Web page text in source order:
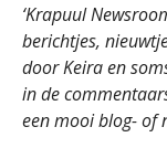
‘Krapuul
berichtjes,
door Keira en
in de
een mooi blog- of